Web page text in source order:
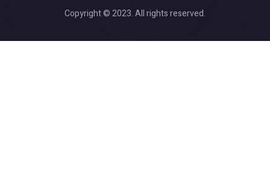
Copyright © 2023. All rights reserved.